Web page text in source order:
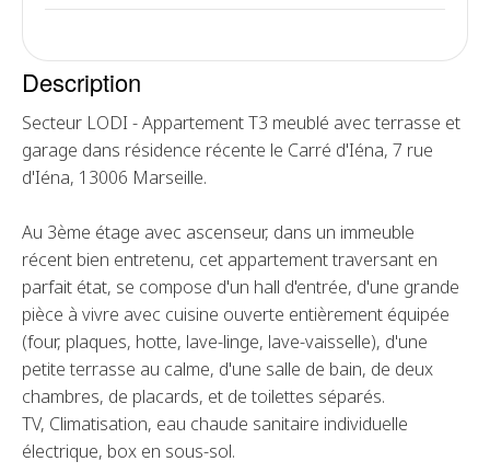
Description
Secteur LODI - Appartement T3 meublé avec terrasse et
garage dans résidence récente le Carré d'Iéna, 7 rue
d'Iéna, 13006 Marseille.
Au 3ème étage avec ascenseur, dans un immeuble
récent bien entretenu, cet appartement traversant en
parfait état, se compose d'un hall d'entrée, d'une grande
pièce à vivre avec cuisine ouverte entièrement équipée
(four, plaques, hotte, lave-linge, lave-vaisselle), d'une
petite terrasse au calme, d'une salle de bain, de deux
chambres, de placards, et de toilettes séparés.
TV, Climatisation, eau chaude sanitaire individuelle
électrique, box en sous-sol.